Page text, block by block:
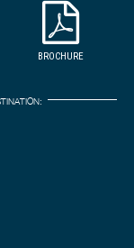
BROCHURE